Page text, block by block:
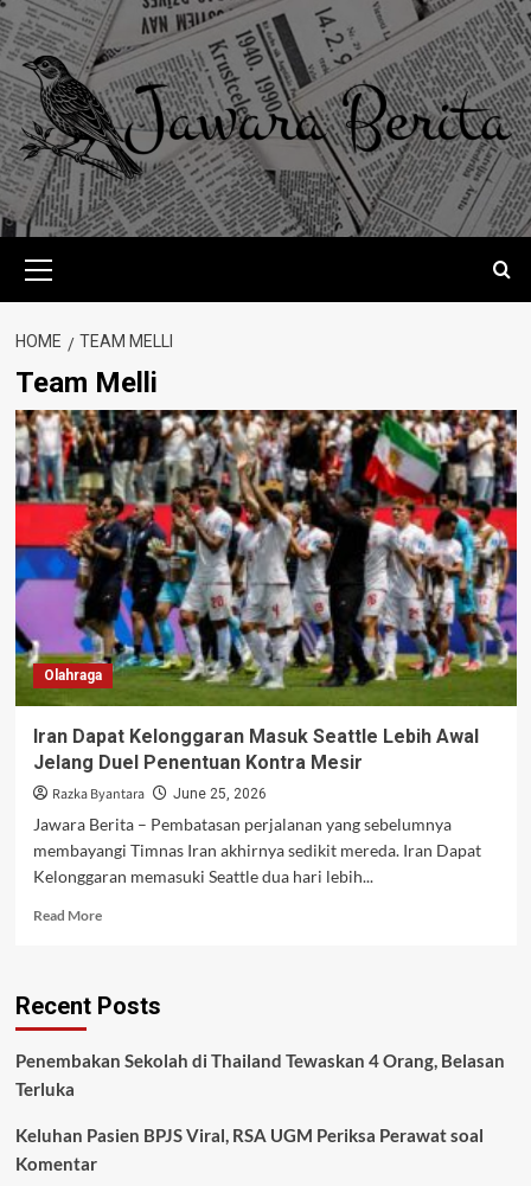
Skip
to
content
Menu
HOME TEAM MELLI
Team Melli
Olahraga
Iran Dapat Kelonggaran Masuk Seattle Lebih Awal
Jelang Duel Penentuan Kontra Mesir
Razka Byantara June 25, 2026
Jawara Berita – Pembatasan perjalanan yang sebelumnya
membayangi Timnas Iran akhirnya sedikit mereda. Iran Dapat
Kelonggaran memasuki Seattle dua hari lebih...
Read MoreRead
Dapat
Seattle
Jelang
Recent Posts
Penembakan Sekolah di Thailand Tewaskan 4 Orang, Belasan
Terluka
Keluhan Pasien BPJS Viral, RSA UGM Periksa Perawat soal
Komentar